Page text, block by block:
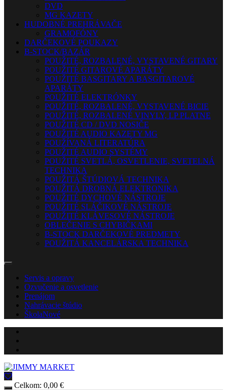
DVD
MG KAZETY
HUDOBNÉ PREHRÁVAČE
GRAMOFÓNY
DARČEKOVÉ POUKAZY
B-STOCK/BAZÁR
POUŽITÉ, ROZBALENÉ, VYSTAVENÉ GITARY
POUŽITÉ GITAROVÉ APARÁTY
POUŽITÉ BASGITARY A BASGITAROVÉ
APARÁTY
POUŽITÉ ELEKTRÓNKY
POUŽITÉ, ROZBALENÉ, VYSTAVENÉ BICIE
POUŽITÉ, ROZBALENÉ VINYLY, LP PLATNE
POUŽITÉ CD / DVD NOSIČE
POUŽITÉ AUDIO KAZETY MG
POUŽÍVANÁ LITERATÚRA
POUŽITÉ AUDIO SYSTÉMY
POUŽITÉ SVETLÁ, OSVETLENIE, SVETELNÁ
TECHNIKA
POUŽITÁ ŠTÚDIOVÁ TECHNIKA
POUŽITÁ DROBNÁ ELEKTRONIKA
POUŽITÉ DYCHOVÉ NÁSTROJE
POUŽITÉ SLÁČIKOVÉ NÁSTROJE
POUŽITÉ KLÁVESOVÉ NÁSTROJE
OBLEČENIE S CHYBIČKAMI
B-STOCK DARČEKOVÉ PREDMETY
POUŽITÁ KANCELÁRSKA TECHNIKA
Servis a opravy
Ozvučenie a osvetlenie
Prenájom
Nahrávacie štúdio
ŠkolaNové
Celkom: 0,00 €